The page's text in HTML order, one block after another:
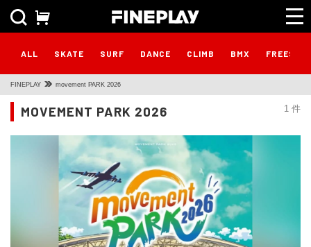
ALL SKATE SURF DANCE CLIMB BMX
FINEPLAY movement PARK 2026
1 件
MOVEMENT PARK 2026